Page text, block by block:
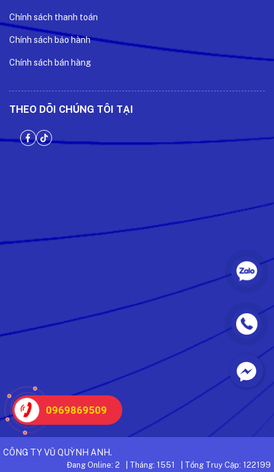
Chính sách thanh toán
Chính sách bảo hành
Chính sách bán hàng
THEO DÕI CHÚNG TÔI TẠI
CÔNG TY VŨ QUỲNH ANH.
Đang Online: 2 Tháng: 1551 Tổng Truy Cập: 122199
0969869509